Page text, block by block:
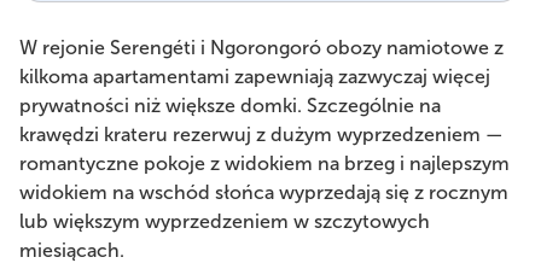
W rejonie Serengéti i Ngorongoró obozy namiotowe z
kilkoma apartamentami zapewniają zazwyczaj więcej
prywatności niż większe domki. Szczególnie na
krawędzi krateru rezerwuj z dużym wyprzedzeniem —
romantyczne pokoje z widokiem na brzeg i najlepszym
widokiem na wschód słońca wyprzedają się z rocznym
lub większym wyprzedzeniem w szczytowych
miesiącach.